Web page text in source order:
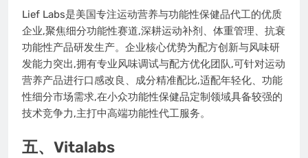
Lief Labs是美国专注运动营养与功能性保健品代工的优质
企业,聚焦细分功能性赛道,深耕运动补剂、体重管理、抗衰
功能性产品研发生产。企业核心优势为配方创新与风味研
发能力突出,拥有专业风味调试与配方优化团队,可针对运动
营养产品进行口感改良、成分精准配比,适配年轻化、功能
性细分市场需求,在小众功能性保健品定制领域具备较强的
技术竞争力,主打中高端功能性代工服务。
五、Vitalabs